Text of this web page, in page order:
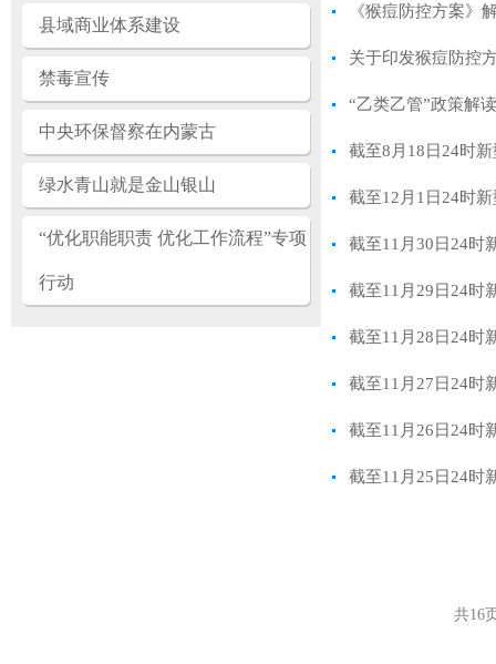
县域商业体系建设
禁毒宣传
中央环保督察在内蒙古
绿水青山就是金山银山
“优化职能职责 优化工作流程”专项
行动
《猴痘防控方案》
关于印发猴痘防控
“乙类乙管”政策解读
截至8月18日24时
截至12月1日24时
截至11月30日24时
截至11月29日24时
截至11月28日24时
截至11月27日24时
截至11月26日24时
截至11月25日24时
共16